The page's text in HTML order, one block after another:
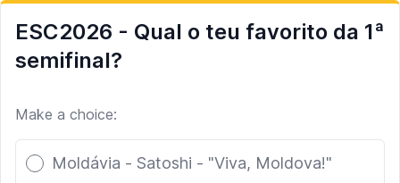
ESC2026 - Qual o teu favorito da 1ª
semifinal?
Make a choice:
Poll options
Moldávia - Satoshi - "Viva, Moldova!"